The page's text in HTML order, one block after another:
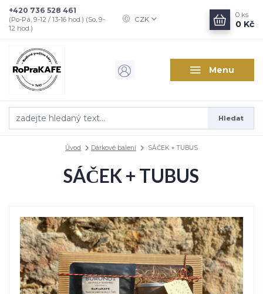
Menu
CZK
Hledat
+420 736 528 461
(Po-Pá, 9-12 / 13-16 hod.) (So, 9-
12 hod.)
0 ks
0 Kč
Úvod Dárkové balení SÁČEK + TUBUS
SÁČEK + TUBUS